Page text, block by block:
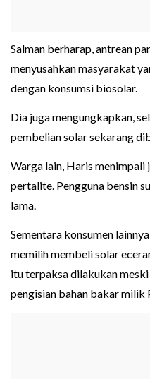
Salman berharap, antrean
menyusahkan masyarakat
dengan konsumsi biosolar.
Dia juga mengungkapkan,
pembelian solar sekarang
Warga lain, Haris
pertalite. Pengguna bensin
lama.
Sementara konsumen
memilih membeli solar
itu terpaksa dilakukan
pengisian bahan bakar milik